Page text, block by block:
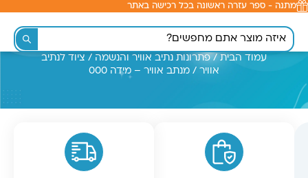
לתוכן
מתנה - ספר עזרה ראשונה בכל רכישה באתר
עמוד הבית /פתרונות נתיב אוויר והנשמה / ציוד לנתיב
אוויר / מנתב אוויר – מידה 000